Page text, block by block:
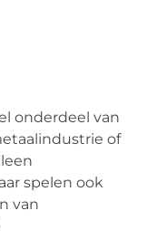
onderdeel van
of
spelen ook
van